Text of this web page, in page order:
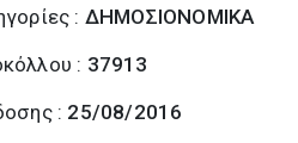
: ΔΗΜΟΣΙΟΝΟΜΙΚΑ
: 37913
: 25/08/2016